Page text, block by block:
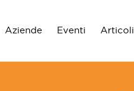
Aziende Eventi Articoli